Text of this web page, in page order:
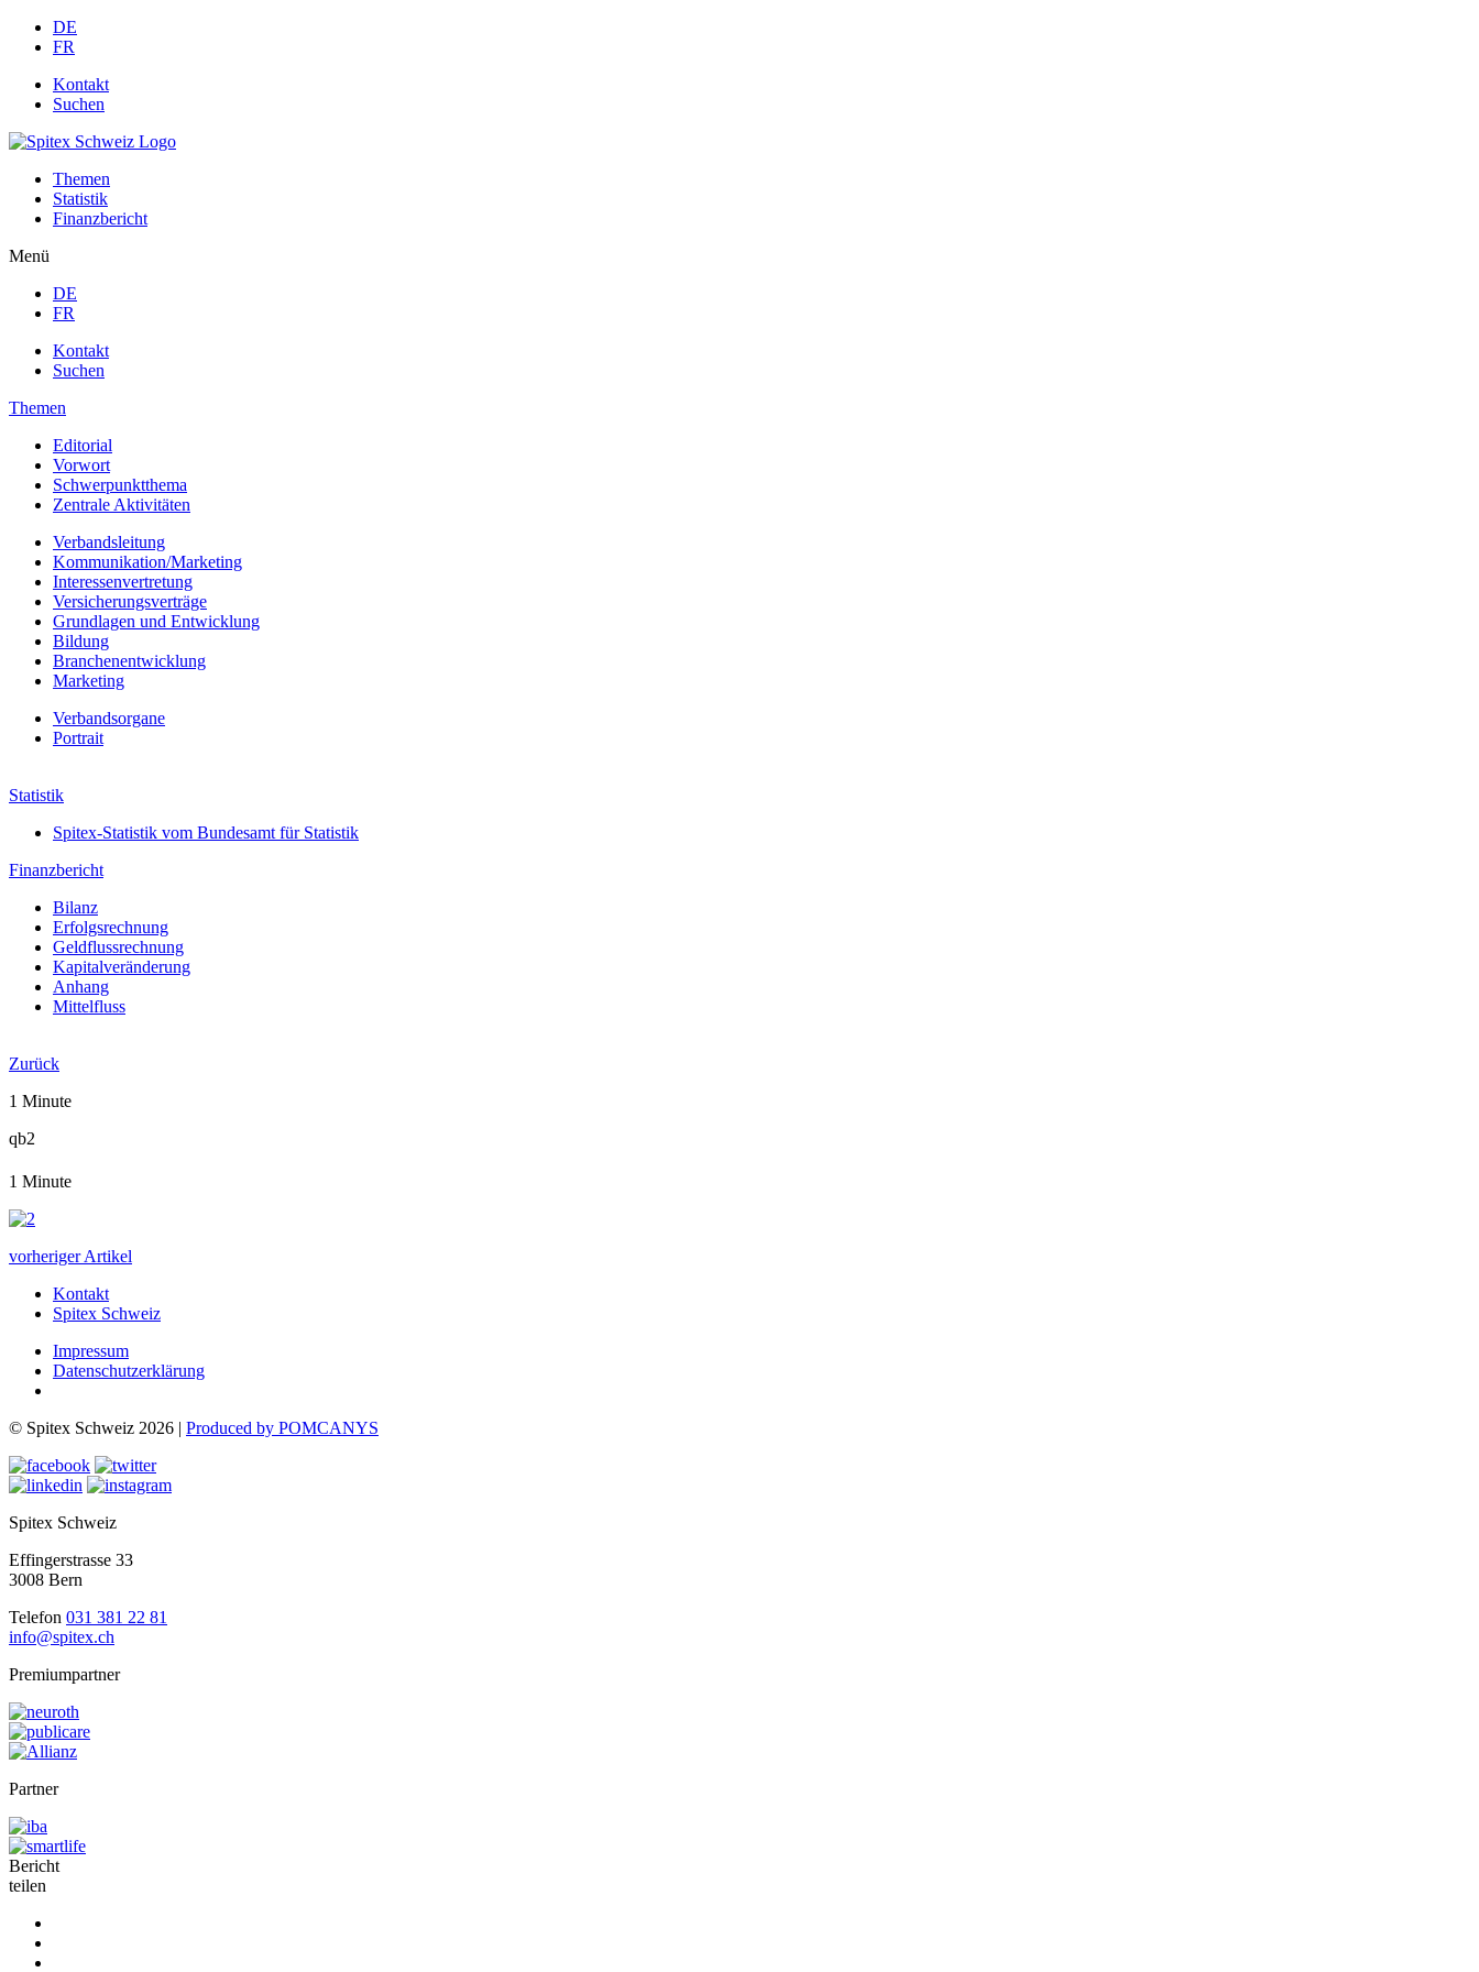
DE
FR
Kontakt
Suchen
Themen
Statistik
Finanzbericht
Menü
DE
FR
Kontakt
Suchen
Themen
Editorial
Vorwort
Schwerpunktthema
Zentrale Aktivitäten
Verbandsleitung
Kommunikation/Marketing
Interessenvertretung
Versicherungsverträge
Grundlagen und Entwicklung
Bildung
Branchenentwicklung
Marketing
Verbands­organe
Portrait
Statistik
Spitex-Statistik vom Bundesamt für Statistik
Finanzbericht
Bilanz
Erfolgs­rechnung
Geldfluss­rechnung
Kapital­veränderung
Anhang
Mittelfluss
Zurück
1 Minute
qb2
1 Minute
vorheriger Artikel
Kontakt
Spitex Schweiz
Impressum
Datenschutzerklärung
© Spitex Schweiz 2026 | Produced by POMCANYS
Spitex Schweiz
Effingerstrasse 33
3008 Bern
Telefon 031 381 22 81
info@spitex.ch
Premiumpartner
Partner
Bericht
teilen